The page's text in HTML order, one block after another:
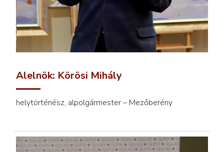
Alelnök: Körösi Mihály
helytörténész, alpolgármester – Mezőberény